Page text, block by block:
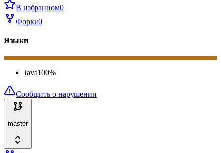
В избранном0
Форки0
Языки
Java100%
Сообщить о нарушении
master